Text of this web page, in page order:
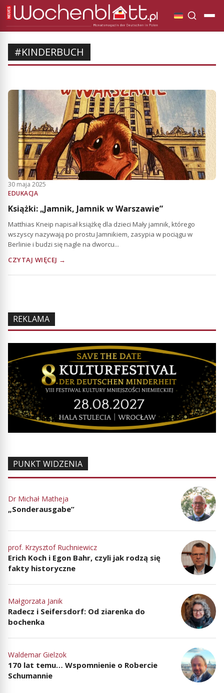
#KINDERBUCH
30 maja 2025
EDUKACJA
Książki: „Jamnik, Jamnik w Warszawie”
Matthias Kneip napisał książkę dla dzieci Mały jamnik, którego
wszyscy nazywają po prostu Jamnikiem, zasypia w pociągu w
Berlinie i budzi się nagle na dworcu...
CZYTAJ WIĘCEJ →
REKLAMA
PUNKT WIDZENIA
Dr Michał Matheja
„Sonderausgabe”
prof. Krzysztof Ruchniewicz
Erich Koch i Egon Bahr, czyli jak rodzą się
fakty historyczne
Małgorzata Janik
Radecz i Seifersdorf: Od ziarenka do
bochenka
Waldemar Gielzok
170 lat temu… Wspomnienie o Robercie
Schumannie